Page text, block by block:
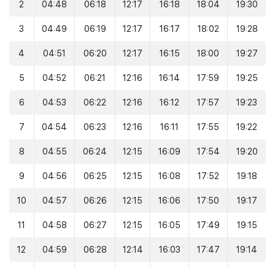
2 04:48 06:18 12:17 16:18 18:04 19:30
3 04:49 06:19 12:17 16:17 18:02 19:28
4 04:51 06:20 12:17 16:15 18:00 19:27
5 04:52 06:21 12:16 16:14 17:59 19:25
6 04:53 06:22 12:16 16:12 17:57 19:23
7 04:54 06:23 12:16 16:11 17:55 19:22
8 04:55 06:24 12:15 16:09 17:54 19:20
9 04:56 06:25 12:15 16:08 17:52 19:18
10 04:57 06:26 12:15 16:06 17:50 19:17
11 04:58 06:27 12:15 16:05 17:49 19:15
12 04:59 06:28 12:14 16:03 17:47 19:14